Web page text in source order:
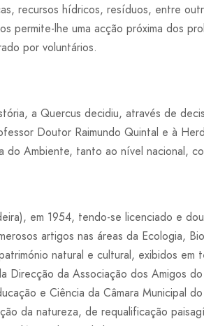
recursos hídricos, resíduos, entre
permite-lhe uma acção próxima dos
por voluntários.
a Quercus decidiu, através de
Doutor Raimundo Quintal e à
do Ambiente, tanto ao nível nacional,
em 1954, tendo-se licenciado e
artigos nas áreas da Ecologia,
natural e cultural, exibidos em
Direcção da Associação dos Amigos
e Ciência da Câmara Municipal
da natureza, de requalificação